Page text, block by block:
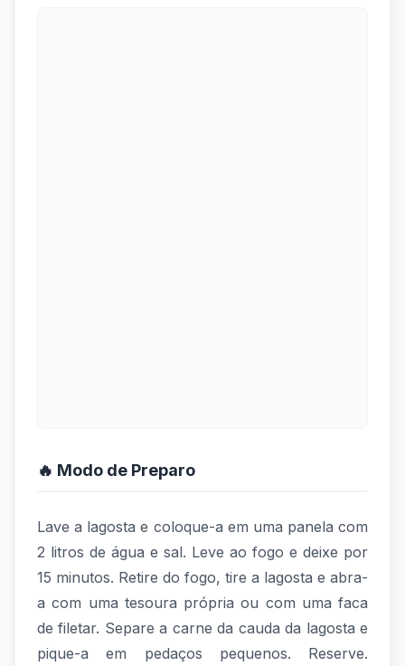
🔥 Modo de Preparo
Lave a lagosta e coloque-a em uma panela com
2 litros de água e sal. Leve ao fogo e deixe por
15 minutos. Retire do fogo, tire a lagosta e abra-
a com uma tesoura própria ou com uma faca
de filetar. Separe a carne da cauda da lagosta e
pique-a em pedaços pequenos. Reserve.